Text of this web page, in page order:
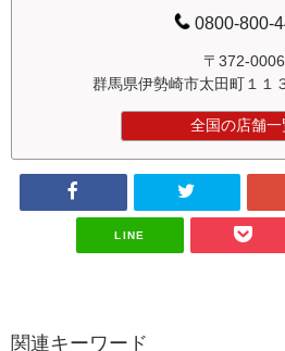
0800-800-
〒372-0006
群馬県伊勢崎市太田町１１
全国の店舗一
LINE
関連キーワード